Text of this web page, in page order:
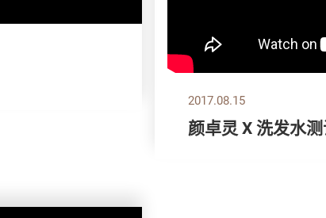
2017.08.15
颜卓灵 X 洗发水